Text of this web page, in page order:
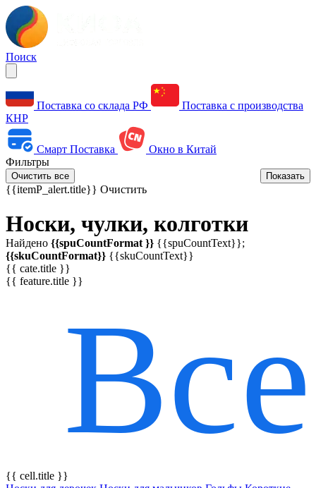
Поиск
Поставка со склада РФ
Поставка с производства
КНР
Смарт Поставка
Окно в Китай
Фильтры
Очистить все Показать
{{itemP_alert.title}} Очистить
Носки, чулки, колготки
Найдено {{spuCountFormat }} {{spuCountText}};
{{skuCountFormat}} {{skuCountText}}
{{ cate.title }}
{{ feature.title }}
{{ featureTitle }}
Все
{{ cell.title }}